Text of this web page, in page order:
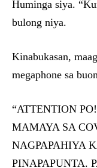
Huminga siya.
bulong niya.
Kinabukasan,
megaphone sa
“ATTENTION
MAMAYA SA
NAGPAPAHIYA
PINAPAPUNTA.